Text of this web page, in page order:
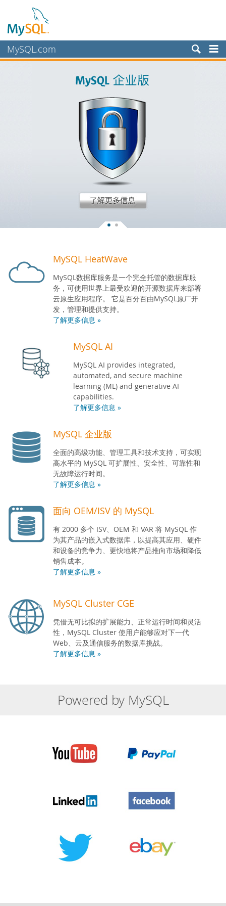
MySQL.com
开发人员专区
MySQL HeatWave
MySQL数据库服务是一个完全托管的数据库服
务，可使用世界上最受欢迎的开源数据库来部署
云原生应用程序。 它是百分百由MySQL原厂开
发，管理和提供支持。
了解更多信息 »
MySQL AI
MySQL AI provides integrated,
automated, and secure machine
learning (ML) and generative AI
capabilities.
了解更多信息 »
MySQL 企业版
全面的高级功能、管理工具和技术支持，可实现
高水平的 MySQL 可扩展性、安全性、可靠性和
无故障运行时间。
了解更多信息 »
面向 OEM/ISV 的 MySQL
有 2000 多个 ISV、OEM 和 VAR 将 MySQL 作
为其产品的嵌入式数据库，以提高其应用、硬件
和设备的竞争力、更快地将产品推向市场和降低
销售成本。
了解更多信息 »
MySQL Cluster CGE
凭借无可比拟的扩展能力、正常运行时间和灵活
性，MySQL Cluster 使用户能够应对下一代
Web、云及通信服务的数据库挑战。
了解更多信息 »
Powered by MySQL